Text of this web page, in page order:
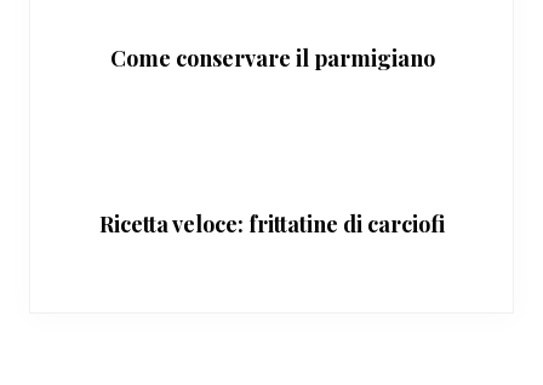
Come conservare il parmigiano
Ricetta veloce: frittatine di carciofi